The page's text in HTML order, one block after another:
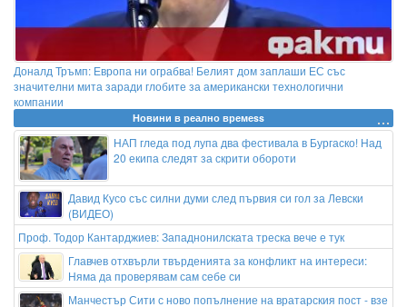
Доналд Тръмп: Европа ни ограбва! Белият дом заплаши ЕС със
значителни мита заради глобите за американски технологични
компании
Новини в реално времеss
НАП гледа под лупа два фестивала в Бургаско! Над
20 екипа следят за скрити обороти
Давид Кусо със силни думи след първия си гол за Левски
(ВИДЕО)
Проф. Тодор Кантарджиев: Западнонилската треска вече е тук
Главчев отхвърли твърденията за конфликт на интереси:
Няма да проверявам сам себе си
Манчестър Сити с ново попълнение на вратарския пост - взе